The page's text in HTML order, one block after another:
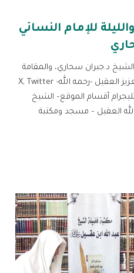
للإمام النسائي
د.جبران سحاري، والمقامة
في مكتبة الشيخ عبدالله بن عبدالعزيز العقيل -رحمه الله- X, Twitter
أقسام الموقع– الشيخ
العقيل – مسجد ومكتبة